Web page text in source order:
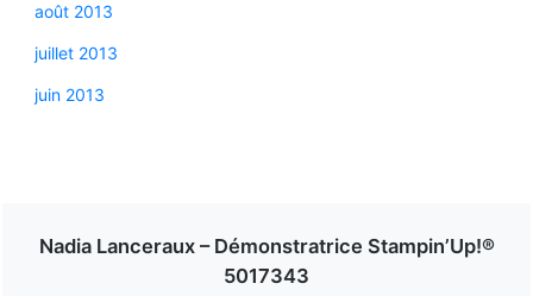
août 2013
juillet 2013
juin 2013
Nadia Lanceraux – Démonstratrice Stampin’Up!®
5017343